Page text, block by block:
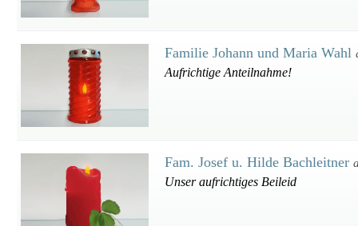
Familie Johann und Maria Wahl
Aufrichtige Anteilnahme!
Fam. Josef u. Hilde Bachleitner
Unser aufrichtiges Beileid